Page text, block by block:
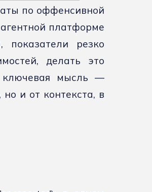
по оффенсивной
платформе
показатели резко
делать это
ключевая мысль —
и от контекста, в